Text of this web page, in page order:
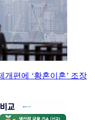
개편에 ‘황혼이혼’ 조장